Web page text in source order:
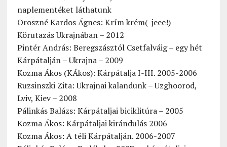
naplementéket láthatunk
Oroszné Kardos Ágnes: Krím krém(-jeee!) –
Körutazás Ukrajnában – 2012
Pintér András: Beregszásztól Csetfalváig – egy hét
Kárpátalján – Ukrajna – 2009
Kozma Ákos (KÁkos): Kárpátalja I-III. 2005-2006
Ruzsinszki Zita: Ukrajnai kalandunk – Uzghoorod,
Lviv, Kiev – 2008
Pálinkás Balázs: Kárpátaljai biciklitúra – 2005
Kozma Ákos: Kárpátaljai kirándulás 2006
Kozma Ákos: A téli Kárpátalján. 2006-2007